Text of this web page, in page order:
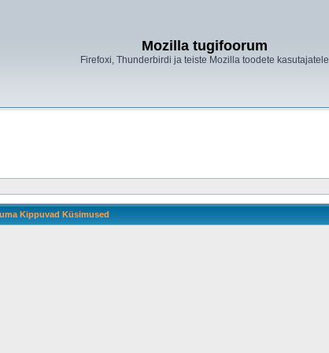
Mozilla tugifoorum
Firefoxi, Thunderbirdi ja teiste Mozilla toodete kasutajatele
Kippuvad Küsimused